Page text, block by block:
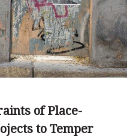
of Place-
to Temper